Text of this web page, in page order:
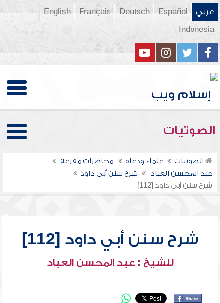
عربي Español
Deutsch
Français
English
Indonesia
الصوتيات
الصوتيات علماء ودعاة
محاضرات مفرغة
عبد المحسن العباد
شرح سنن أبي داود
شرح سنن أبي داود [112]
شرح سنن أبي داود [112]
للشيخ : عبد المحسن العباد